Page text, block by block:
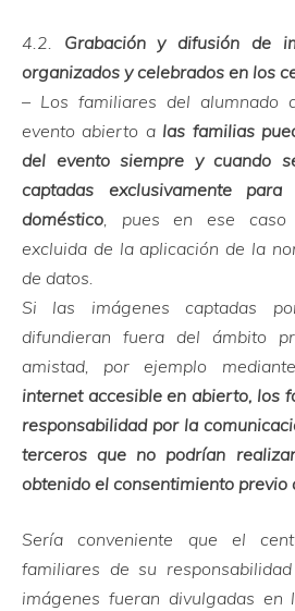
4.2. Grabación y difusión de
organizados y celebrados en los
– Los familiares del alumnado
evento abierto alas familias
del evento siempre y cuando
captadas exclusivamente
doméstico, pues en ese caso
excluida de la aplicación de la
de datos.
Si las imágenes captadas
difundieran fuera del ámbito
amistad, por ejemplo
internet accesible en abierto, los
responsabilidad por la
terceros que no podrían
obtenido el consentimiento previo
Sería conveniente que el
familiares de su
imágenes fueran divulgadas en